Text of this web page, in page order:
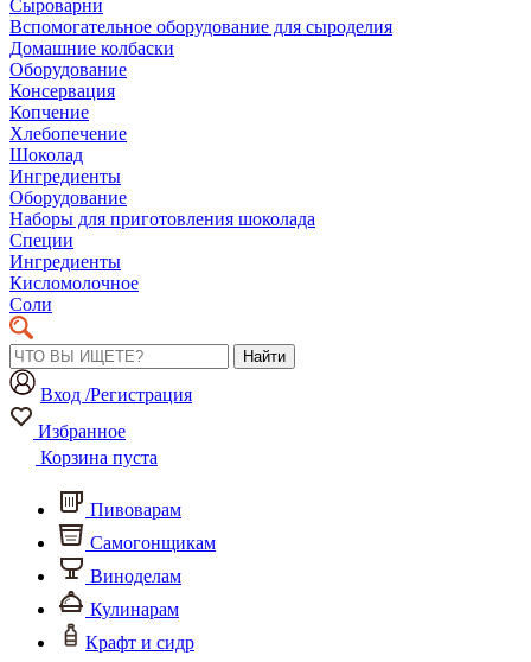
Сыроварни
Вспомогательное оборудование для сыроделия
Домашние колбаски
Оборудование
Консервация
Копчение
Хлебопечение
Шоколад
Ингредиенты
Оборудование
Наборы для приготовления шоколада
Специи
Ингредиенты
Кисломолочное
Соли
Найти
Вход /Регистрация
Избранное
Корзина пуста
Пивоварам
Самогонщикам
Виноделам
Кулинарам
Крафт и сидр